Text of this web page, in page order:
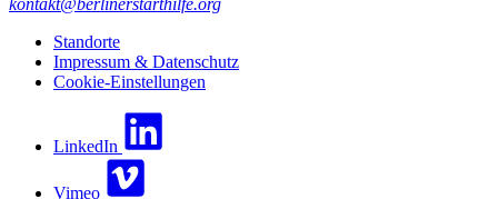
Standorte
Impressum & Datenschutz
Cookie-Einstellungen
LinkedIn
Vimeo